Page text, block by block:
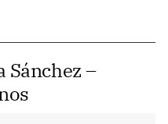
Sánchez –